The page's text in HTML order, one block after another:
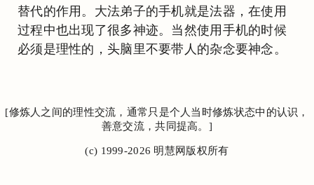
替代的作用。大法弟子的手机就是法器，在使用
过程中也出现了很多神迹。当然使用手机的时候
必须是理性的，头脑里不要带人的杂念要神念。
[修炼人之间的理性交流，通常只是个人当时修炼状态中的认识，
善意交流，共同提高。]
(c) 1999-2026 明慧网版权所有